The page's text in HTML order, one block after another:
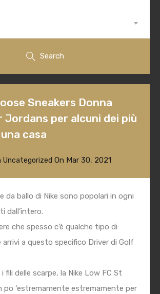
Search
Sneakers Donna
Jordans per alcuni dei più
casa
Uncategorized On Mar 30, 2021
da ballo di Nike sono popolari in ogni
dall’intero.
che spesso c’è qualche tipo di
arrivi a questo specifico Driver di Golf
fili delle scarpe, la Nike Low FC St
po ‘estremamente estremamente per